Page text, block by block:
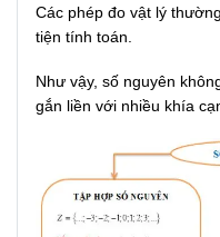
Các phép đo vật lý
tiện tính toán.
Như vậy, số nguyên
gắn liền với nhiều khía